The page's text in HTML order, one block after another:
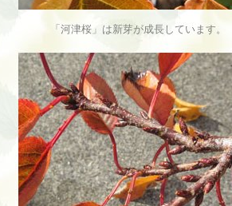
「河津桜」は新芽が成長しています。